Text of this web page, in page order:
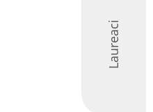
Laureaci